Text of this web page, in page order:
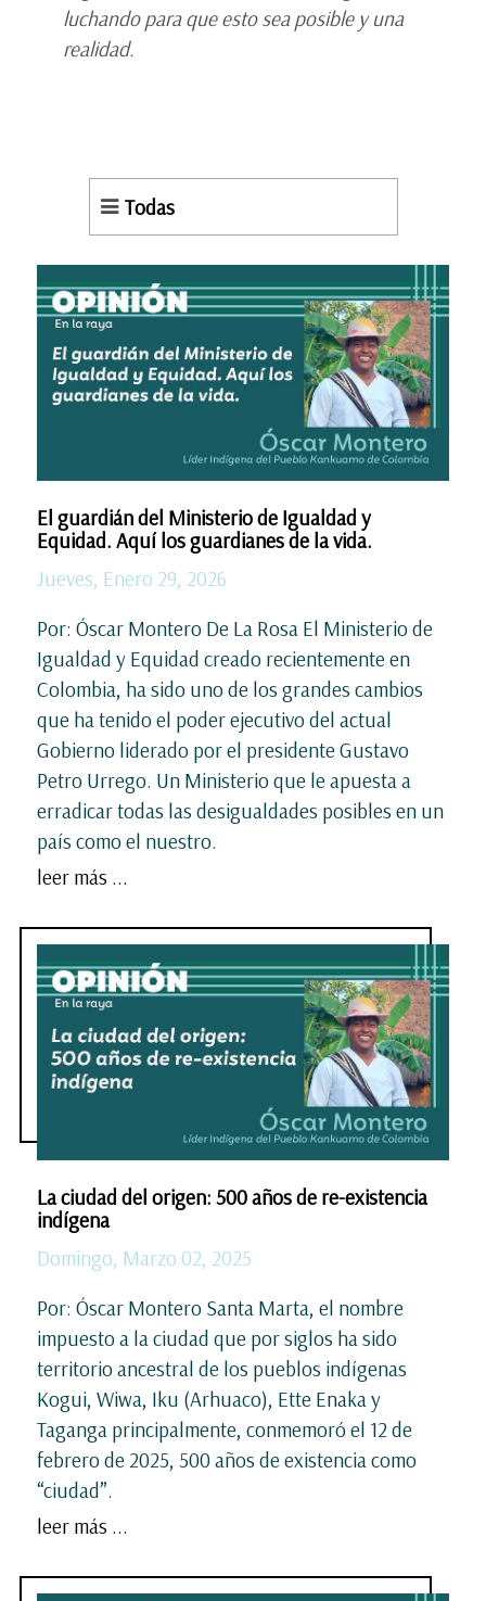
luchando para que esto sea posible y una
realidad.
Todas
El guardián del Ministerio de Igualdad y
Equidad. Aquí los guardianes de la vida.
Jueves, Enero 29, 2026
Por: Óscar Montero De La Rosa El Ministerio de
Igualdad y Equidad creado recientemente en
Colombia, ha sido uno de los grandes cambios
que ha tenido el poder ejecutivo del actual
Gobierno liderado por el presidente Gustavo
Petro Urrego. Un Ministerio que le apuesta a
erradicar todas las desigualdades posibles en un
país como el nuestro.
leer más ...
La ciudad del origen: 500 años de re-existencia
indígena
Domingo, Marzo 02, 2025
Por: Óscar Montero Santa Marta, el nombre
impuesto a la ciudad que por siglos ha sido
territorio ancestral de los pueblos indígenas
Kogui, Wiwa, Iku (Arhuaco), Ette Enaka y
Taganga principalmente, conmemoró el 12 de
febrero de 2025, 500 años de existencia como
“ciudad”.
leer más ...